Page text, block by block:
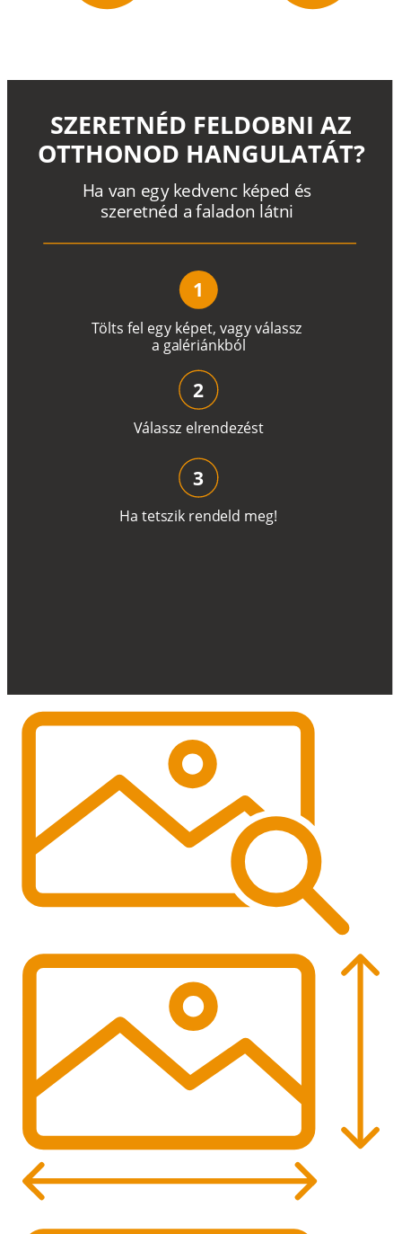
Tölts fel egy képet, vagyválassz
a galériánkból
Ha van egy kedvenc képed és
szeretnéd a faladon látni
SZERETNÉD FELDOBNI AZ
OTTHONOD HANGULATÁT?
1
Válassz elrendezést
2
Ha tetszik rendeld meg!
3